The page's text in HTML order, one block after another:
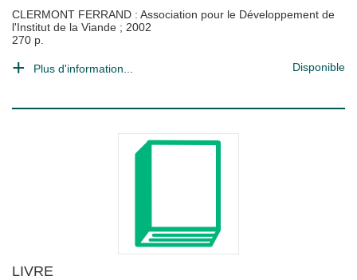
CLERMONT FERRAND : Association pour le Développement de
l'Institut de la Viande ; 2002
270 p.
Plus d'information... Disponible
LIVRE